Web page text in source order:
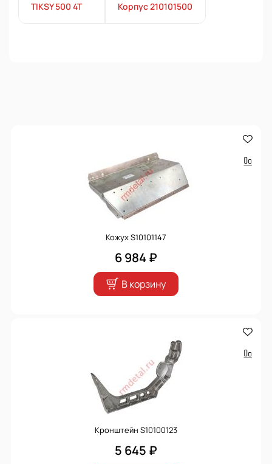
TIKSY 500 4T Корпус 210101500
Кожух S10101147
6 984 ₽
В корзину
Кронштейн S10100123
5 645 ₽